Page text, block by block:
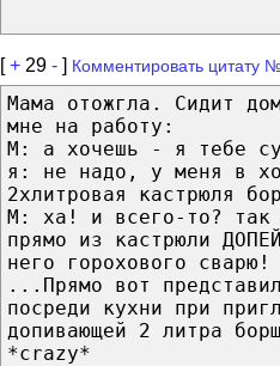
[+ 29 - ] Комментировать цитату
Мама отожгла. Сидит
мне на работу:
М: а хочешь - я тебе
я: не надо, у меня в
2хлитровая кастрюля
М: ха! и всего-то? так
прямо из кастрюли
него горохового сварю!
...Прямо вот
посреди кухни при
допивающей 2 литра
*crazy*